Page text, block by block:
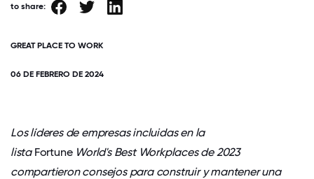
to share:
GREAT PLACE TO WORK
06 DE FEBRERO DE 2024
Los líderes de empresas incluidas en la
listaFortune World's Best Workplaces de 2023
compartieron consejos para construir y mantener una